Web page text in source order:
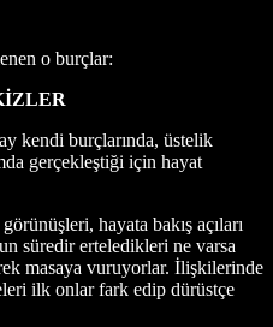
o burçlar:
kendi burçlarında, üstelik
gerçekleştiği için hayat
hayata bakış açıları
süredir erteledikleri ne varsa
masaya vuruyorlar. İlişkilerinde
ilk onlar fark edip dürüstçe